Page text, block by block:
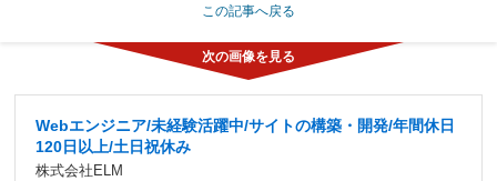
この記事へ戻る
Webエンジニア/未経験活躍中/サイトの構築・開発/年間休日
120日以上/土日祝休み
株式会社ELM